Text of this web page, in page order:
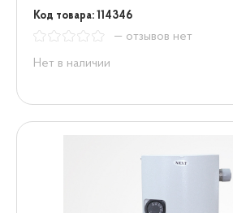
Код товара: 114346
— отзывов нет
Нет в наличии